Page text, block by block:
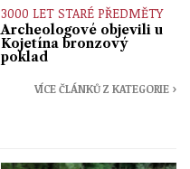
3000 LET STARÉ PŘEDMĚTY
Archeologové objevili u
Kojetína bronzový
poklad
VÍCE ČLÁNKŮ Z KATEGORIE ›